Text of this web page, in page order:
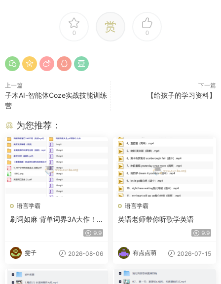
0 赏 0
上一篇
子木AI-智能体Coze实战技能训练
营
下一篇
【给孩子的学习资料】
为您推荐：
语言学霸
刷词如麻 背单词界3A大作！
不靠死记硬背，用词根逻辑批
9.9
雯子 2026-08-06
语言学霸
英语老师带你听歌学英语
9.9
有点点萌 2026-07-15